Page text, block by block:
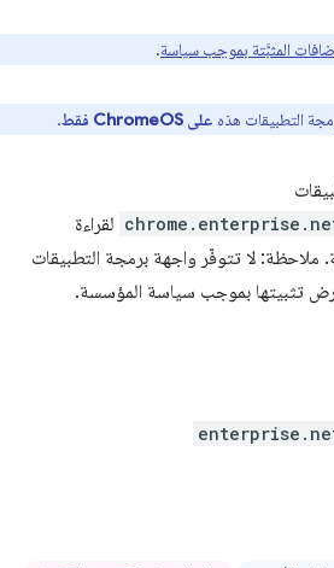
المثبَّتة بموجب سياسة.
التطبيقات هذه على ChromeOS فقط .
لقراءة
ملاحظة: لا تتوفّر واجهة برمجة التطبيقات
تثبيتها بموجب سياسة المؤسسة.